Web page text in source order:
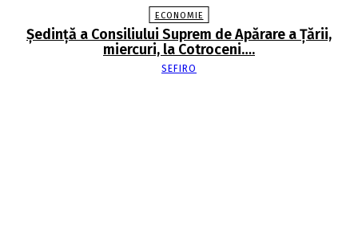
ECONOMIE
Şedinţă a Consiliului Suprem de Apărare a Ţării,
miercuri, la Cotroceni….
SEFIRO